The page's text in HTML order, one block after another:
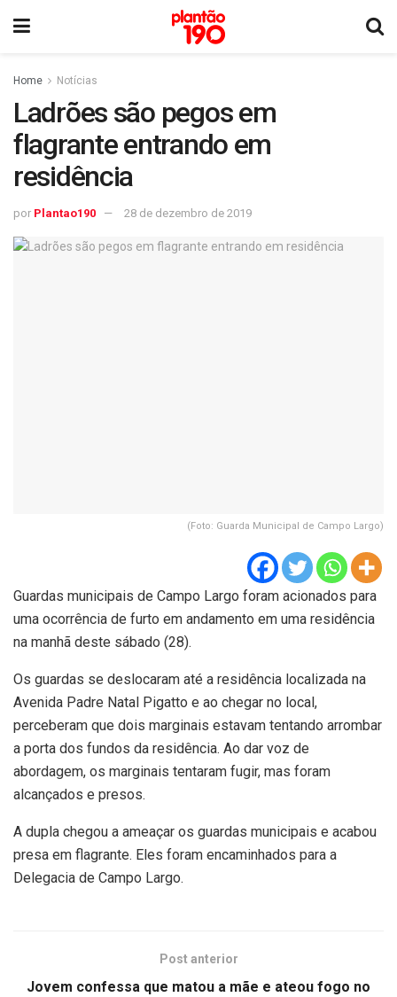
Home Notícias
Ladrões são pegos em
flagrante entrando em
residência
por Plantao190 28 de dezembro de 2019
(Foto: Guarda Municipal de Campo Largo)
Guardas municipais de Campo Largo foram acionados para
uma ocorrência de furto em andamento em uma residência
na manhã deste sábado (28).
Os guardas se deslocaram até a residência localizada na
Avenida Padre Natal Pigatto e ao chegar no local,
perceberam que dois marginais estavam tentando arrombar
a porta dos fundos da residência. Ao dar voz de
abordagem, os marginais tentaram fugir, mas foram
alcançados e presos.
A dupla chegou a ameaçar os guardas municipais e acabou
presa em flagrante. Eles foram encaminhados para a
Delegacia de Campo Largo.
Post anterior
Jovem confessa que matou a mãe e ateou fogo no